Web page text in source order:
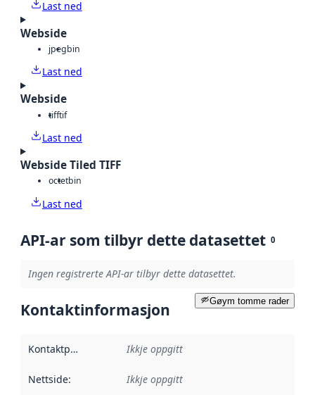
Last ned
Webside
jpegbin
Last ned
Webside
tifftif
Last ned
Webside Tiled TIFF
octetbin
Last ned
API-ar som tilbyr dette datasettet 0
Ingen registrerte API-ar tilbyr dette datasettet.
Gøym tomme rader
Kontaktinformasjon
Kontaktpunkt Ikkje oppgitt
Nettside: Ikkje oppgitt